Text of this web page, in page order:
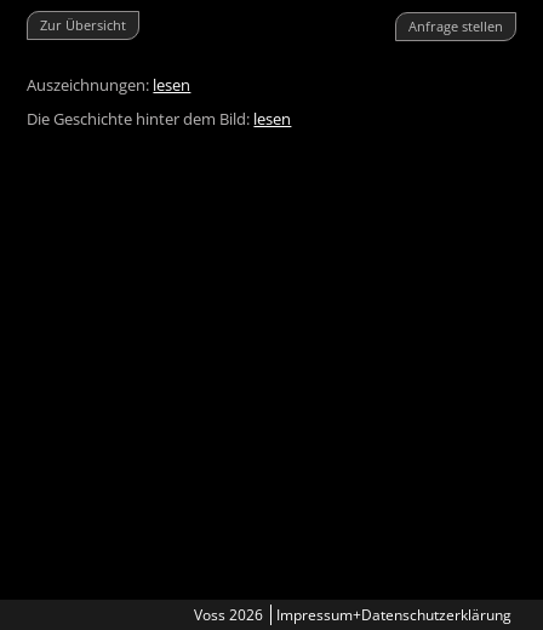
Zur Übersicht Anfrage stellen
Auszeichnungen: lesen
Die Geschichte hinter dem Bild: lesen
Voss 2026 Impressum+Datenschutzerklärung